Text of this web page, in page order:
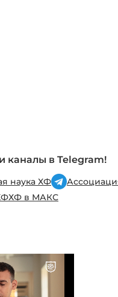
каналы в Telegram!
наука ХФ
ХФ в МАКС